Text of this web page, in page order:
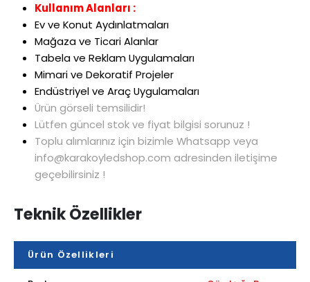
Kullanım Alanları :
Ev ve Konut Aydınlatmaları
Mağaza ve Ticari Alanlar
Tabela ve Reklam Uygulamaları
Mimari ve Dekoratif Projeler
Endüstriyel ve Araç Uygulamaları
Ürün görseli temsilidir!
Lütfen güncel stok ve fiyat bilgisi sorunuz !
Toplu alımlarınız için bizimle Whatsapp veya
info@karakoyledshop.com adresinden iletişime
geçebilirsiniz !
Teknik Özellikler
Ürün Özellikleri